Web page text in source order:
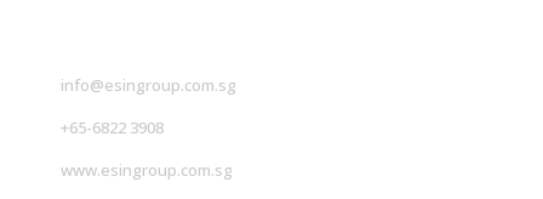
info@esingroup.com.sg
+65-6822 3908
www.esingroup.com.sg